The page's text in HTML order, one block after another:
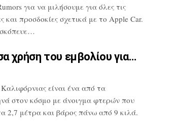
για να μιλήσουμε γιαόλες τις
και προσδοκίεςσχετικά με το Apple Car.
χρήση του εμβολίου για…
είναι ένα από τα
στον κόσμο μεάνοιγμα φτερών που
2,7 μέτρα και βάρος πάνω από 9 κιλά.